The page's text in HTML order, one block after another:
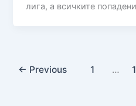
лига, а всичките
← Previous 1 …